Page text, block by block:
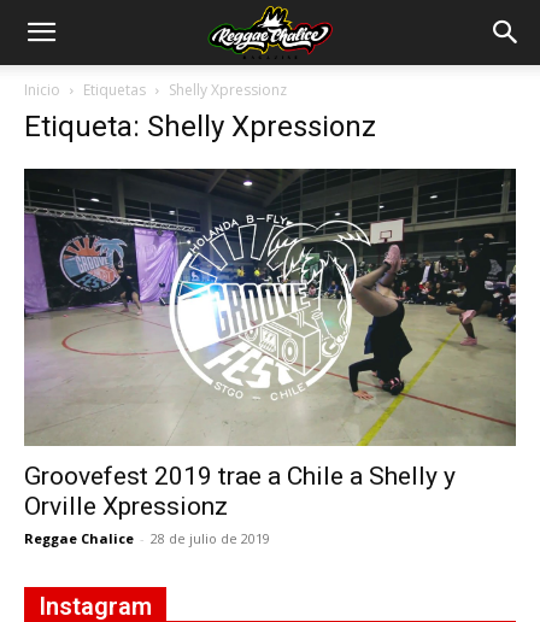
Inicio Etiquetas Shelly Xpressionz
Etiqueta: Shelly Xpressionz
Groovefest 2019 trae a Chile a Shelly y
Orville Xpressionz
Reggae Chalice - 28 de julio de 2019
Instagram